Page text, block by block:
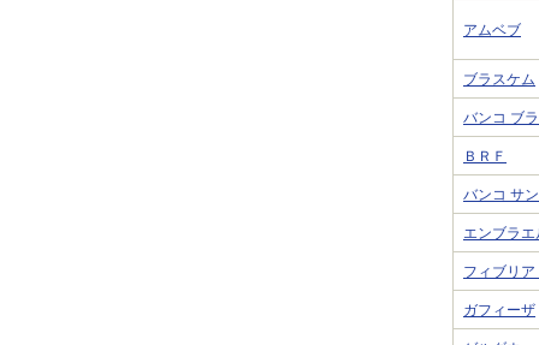
アムベブ
ブラスケム
バンコ ブ
ＢＲＦ
バンコ サ
エンブラエ
フィブリ
ガフィーザ